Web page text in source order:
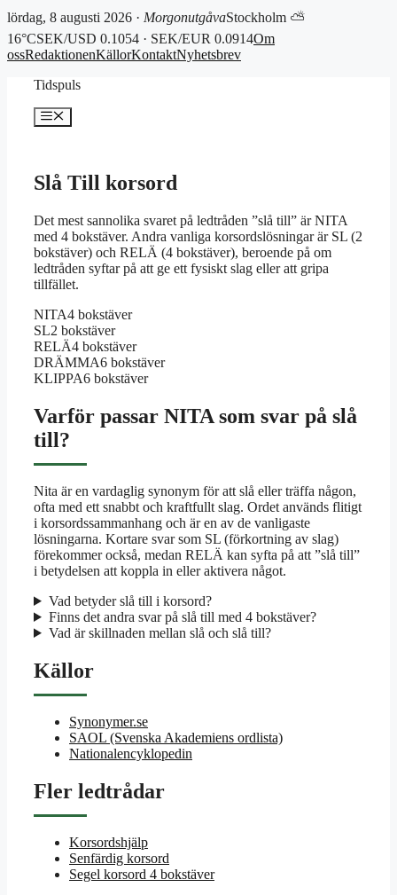
lördag, 8 augusti 2026 · MorgonutgåvaStockholm ⛅
16°CSEK/USD 0.1054 · SEK/EUR 0.0914Om
ossRedaktionenKällorKontaktNyhetsbrev
Tidspuls
Meny
Slå Till korsord
Det mest sannolika svaret på ledtråden ”slå till” är NITA
med 4 bokstäver. Andra vanliga korsordslösningar är SL (2
bokstäver) och RELÄ (4 bokstäver), beroende på om
ledtråden syftar på att ge ett fysiskt slag eller att gripa
tillfället.
NITA4 bokstäver
SL2 bokstäver
RELÄ4 bokstäver
DRÄMMA6 bokstäver
KLIPPA6 bokstäver
Varför passar NITA som svar på slå
till?
Nita är en vardaglig synonym för att slå eller träffa någon,
ofta med ett snabbt och kraftfullt slag. Ordet används flitigt
i korsordssammanhang och är en av de vanligaste
lösningarna. Kortare svar som SL (förkortning av slag)
förekommer också, medan RELÄ kan syfta på att ”slå till”
i betydelsen att koppla in eller aktivera något.
Vad betyder slå till i korsord?
Finns det andra svar på slå till med 4 bokstäver?
Vad är skillnaden mellan slå och slå till?
Källor
Synonymer.se
SAOL (Svenska Akademiens ordlista)
Nationalencyklopedin
Fler ledtrådar
Korsordshjälp
Senfärdig korsord
Segel korsord 4 bokstäver